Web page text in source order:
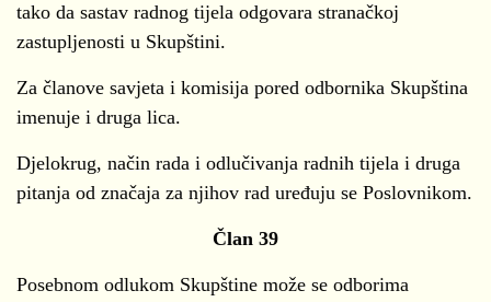
tako da sastav radnog tijela odgovara stranačkoj
zastupljenosti u Skupštini.
Za članove savjeta i komisija pored odbornika Skupština
imenuje i druga lica.
Djelokrug, način rada i odlučivanja radnih tijela i druga
pitanja od značaja za njihov rad uređuju se Poslovnikom.
Član 39
Posebnom odlukom Skupštine može se odborima